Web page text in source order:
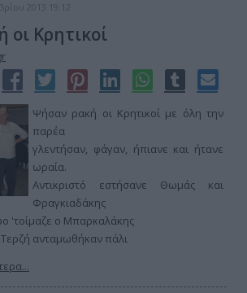
2013 19:12
Κρητικοί
Ψήσαν ρακή οι Κρητικοί με όλη την
παρέα
γλεντήσαν, φάγαν, ήπιανε και ήτανε
ωραία.
Αντικριστό εστήσανε Θωμάς και
Φραγκιαδάκης
'τοίμαζε ο Μπαρκαλάκης
Τερζή ανταμωθήκαν πάλι